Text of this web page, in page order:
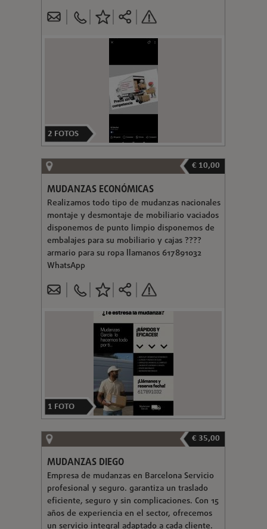
2 FOTOS
€ 10,00
MUDANZAS ECONÓMICAS
Realizamos todo tipo de mudanzas nacionales
montaje y desmontaje de mobiliario vaciados
disponemos de punto limpio disponemos de
embalajes para su mobiliario y cajas ????
armario para su ropa llamanos 617891032
WhatsApp
1 FOTO
€ 35,00
MUDANZAS DIEGO
Empresa de mudanzas en Barcelona Servicio
profesional y seguro. garantiza un traslado
eficiente, seguro y sin complicaciones. Con 15
años de experiencia en el sector, ofrecemos
un servicio integral adaptado a cada cliente.